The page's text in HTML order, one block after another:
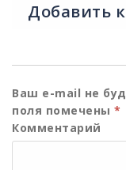
Добавить
Ваш e-mail не
поля помечены *
Комментарий